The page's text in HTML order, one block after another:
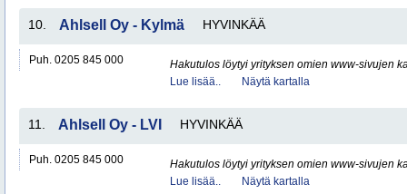
10. Ahlsell Oy - Kylmä HYVINKÄÄ
Puh. 0205 845 000
Hakutulos löytyi yrityksen omien www-sivujen
Lue lisää..
Näytä kartalla
11. Ahlsell Oy - LVI HYVINKÄÄ
Puh. 0205 845 000
Hakutulos löytyi yrityksen omien www-sivujen
Lue lisää..
Näytä kartalla